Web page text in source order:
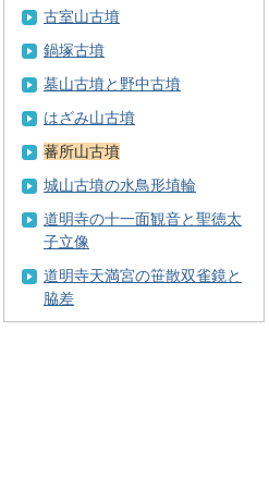
古室山古墳
鍋塚古墳
墓山古墳と野中古墳
はざみ山古墳
蕃所山古墳
城山古墳の水鳥形埴輪
道明寺の十一面観音と聖徳太
子立像
道明寺天満宮の笹散双雀鏡と
脇差